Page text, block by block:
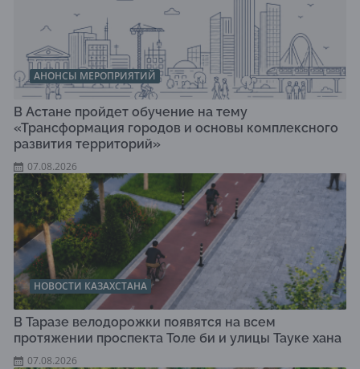
АНОНСЫ МЕРОПРИЯТИЙ
В Астане пройдет обучение на тему
«Трансформация городов и основы комплексного
развития территорий»
07.08.2026
НОВОСТИ КАЗАХСТАНА
В Таразе велодорожки появятся на всем
протяжении проспекта Толе би и улицы Тауке хана
07.08.2026